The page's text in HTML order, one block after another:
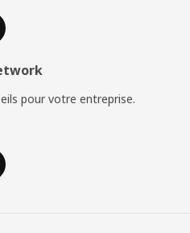
pour votre entreprise.